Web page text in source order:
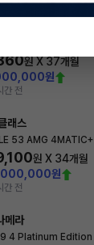
원 X 37개월
원
간 전
래스
53 AMG 4MATIC+
원 X 34개월
원
간 전
메라
4 Platinum Edition